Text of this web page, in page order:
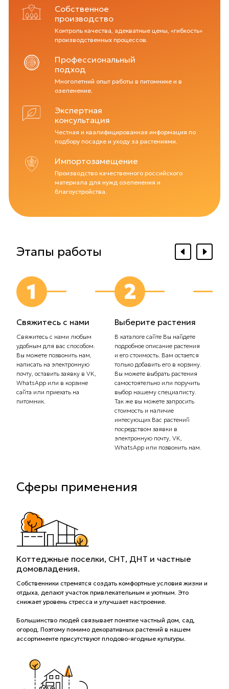
Собственное
производство
Контроль качества, адекватные цены, «гибкость»
производственных процессов.
Профессиональный
подход
Многолетний опыт работы в питомнике и в
озеленение.
Экспертная
консультация
Честная и квалифицированная информация по
подбору посадке и уходу за растениями.
Импортозамещение
Производство качественного российского
материала для нужд озеленения и
благоустройства.
Этапы работы
1
Свяжитесь с нами
Свяжитесь с нами любым
удобным для вас способом.
Вы можете позвонить нам,
написать на электронную
почту, оставить заявку в VK,
WhatsApp или в корзине
сайта или приехать на
питомник.
2
Выберите растения
В каталоге сайте Вы найдете
подробное описание растения
и его стоимость. Вам остается
только добавить его в корзину.
Вы можете выбрать растения
самостоятельно или поручить
выбор нашему специалисту.
Так же вы можете запросить
стоимость и наличие
интесующих Вас растений
посредством заявки в
электронную почту, VK,
WhatsApp или позвонить нам.
Сферы применения
Коттеджные поселки, СНТ, ДНТ и частные
домовладения.
Собственники стремятся создать комфортные условия жизни и
отдыха, делают участок привлекательным и уютным. Это
снижает уровень стресса и улучшает настроение.
Большинство людей связывает понятие частный дом, сад,
огород. Поэтому помимо декоративных растений в нашем
ассортименте присутствуют плодово-ягодные культуры.